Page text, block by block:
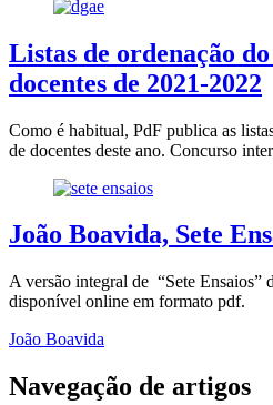
Listas de ordenação
docentes de 2021-2022
Como é habitual, PdF publica as
de docentes deste ano. Concurso
João Boavida, Sete
A versão integral de “Sete Ensaios”
disponível online em formato pdf.
João Boavida
Navegação de artigos